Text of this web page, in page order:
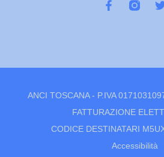
ANCI TOSCANA - P.IVA
FATTURAZIONE
CODICE DESTINATARI
Accessibilità